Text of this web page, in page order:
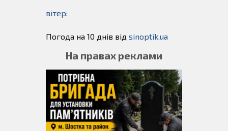
вітер:
Погода на 10 днів від sinoptik.ua
На правах реклами